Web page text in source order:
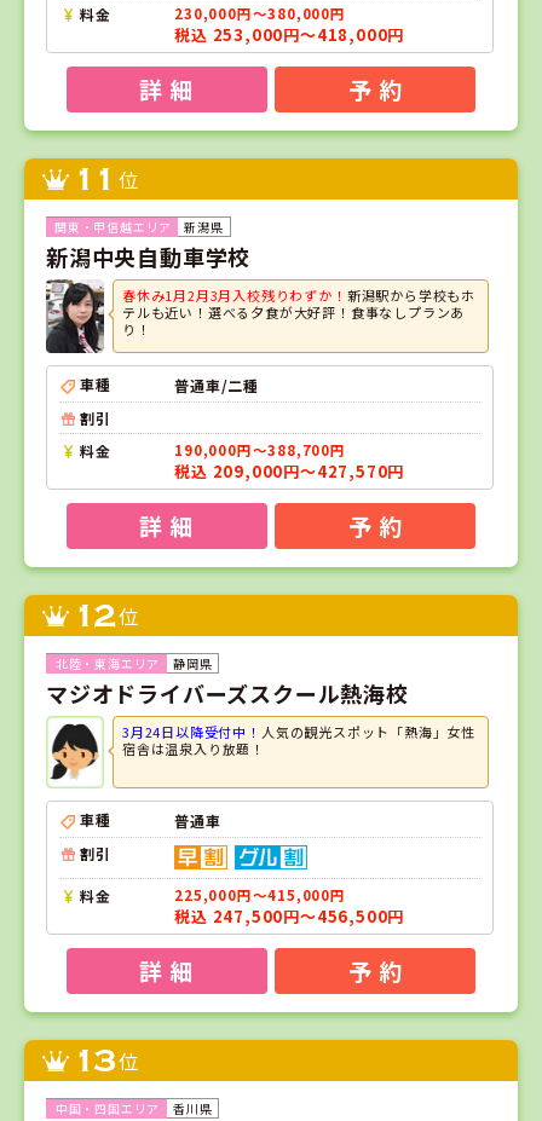
料金
230,000円～380,000円
税込 253,000円～418,000円
詳 細 予 約
11 位
新潟県
新潟中央自動車学校
春休み1月2月3月入校残りわずか！ 新潟駅から学校もホ
テルも近い！選べる夕食が大好評！食事なしプランあ
り！
車種
普通車/二種
割引
料金
190,000円～388,700円
税込 209,000円～427,570円
詳 細 予 約
12位
静岡県
マジオドライバーズスクール熱海校
3月24日以降受付中！ 人気の観光スポット「熱海」女性
宿舎は温泉入り放題！
車種
普通車
割引
料金 225,000円～415,000円
税込 247,500円～456,500円
詳 細 予 約
13位
香川県